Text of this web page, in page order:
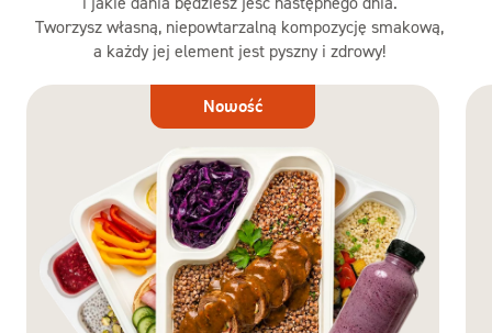
Tworzysz własną, niepowtarzalną kompozycję smakową,
a każdy jej element jest pyszny i zdrowy!
Dieta
Nowość